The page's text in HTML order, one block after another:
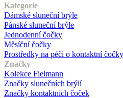
Kategorie
Dámské sluneční brýle
Pánské sluneční brýle
Jednodenní čočky
Měsíční čočky
Prostředky na péči o kontaktní čočky
Značky
Kolekce Fielmann
Značky slunečních brýlí
Značky kontaktních čoček